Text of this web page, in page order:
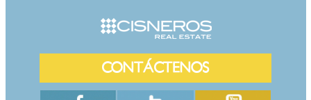
CONTÁCTENOS